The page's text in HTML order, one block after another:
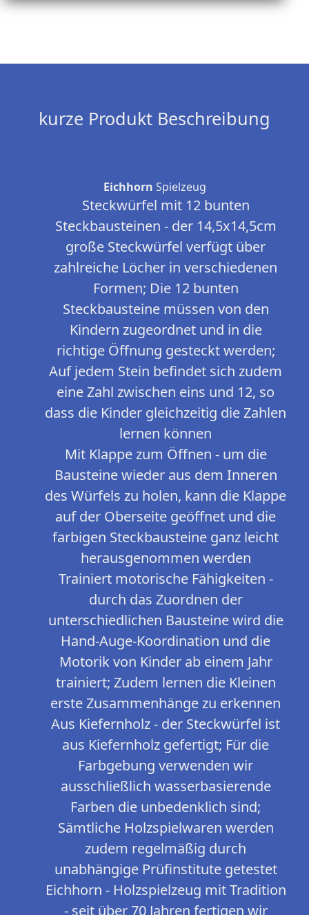
kurze Produkt Beschreibung
Eichhorn Spielzeug
Steckwürfel mit 12 bunten
Steckbausteinen - der 14,5x14,5cm
große Steckwürfel verfügt über
zahlreiche Löcher in verschiedenen
Formen; Die 12 bunten
Steckbausteine müssen von den
Kindern zugeordnet und in die
richtige Öffnung gesteckt werden;
Auf jedem Stein befindet sich zudem
eine Zahl zwischen eins und 12, so
dass die Kinder gleichzeitig die Zahlen
lernen können
Mit Klappe zum Öffnen - um die
Bausteine wieder aus dem Inneren
des Würfels zu holen, kann die Klappe
auf der Oberseite geöffnet und die
farbigen Steckbausteine ganz leicht
herausgenommen werden
Trainiert motorische Fähigkeiten -
durch das Zuordnen der
unterschiedlichen Bausteine wird die
Hand-Auge-Koordination und die
Motorik von Kinder ab einem Jahr
trainiert; Zudem lernen die Kleinen
erste Zusammenhänge zu erkennen
Aus Kiefernholz - der Steckwürfel ist
aus Kiefernholz gefertigt; Für die
Farbgebung verwenden wir
ausschließlich wasserbasierende
Farben die unbedenklich sind;
Sämtliche Holzspielwaren werden
zudem regelmäßig durch
unabhängige Prüfinstitute getestet
Eichhorn - Holzspielzeug mit Tradition
- seit über 70 Jahren fertigen wir